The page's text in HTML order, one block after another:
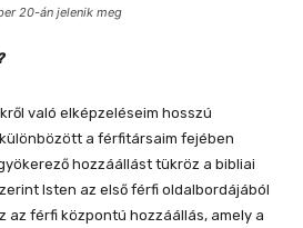
20-án jelenik meg
való elképzeléseim hosszú
a férfitársaim fejében
hozzáállást tükröz a bibliai
Isten az első férfi oldalbordájából
az férfi központú hozzáállás, amely a